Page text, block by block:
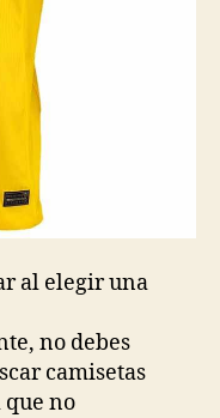
al elegir una
no debes
camisetas
que no